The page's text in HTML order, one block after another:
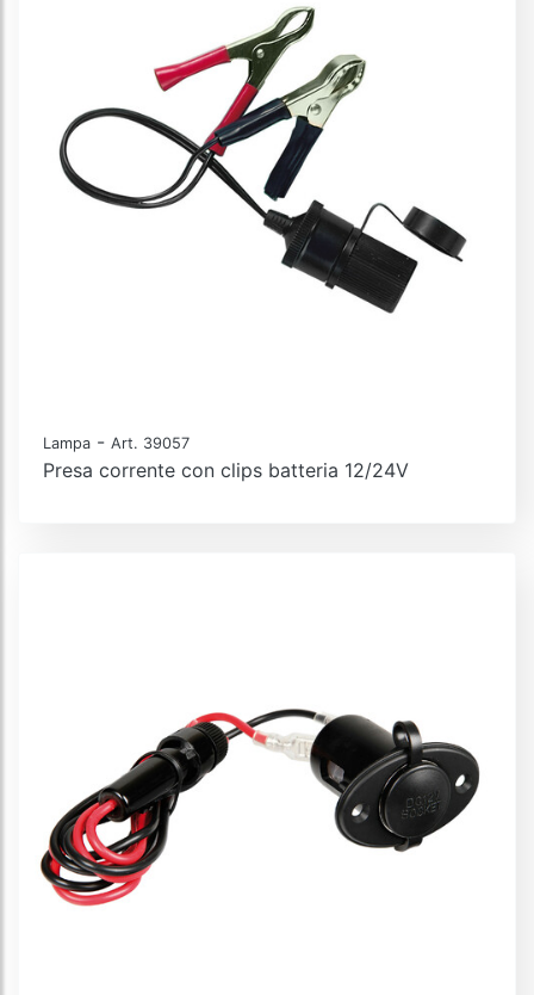
Lampa - Art. 39057
Presa corrente con clips batteria 12/24V